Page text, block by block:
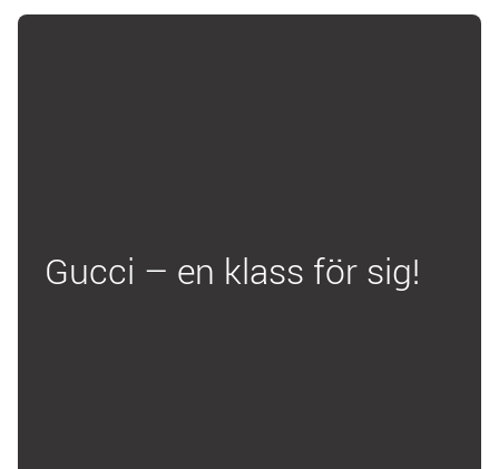
Gucci – en klass för sig!